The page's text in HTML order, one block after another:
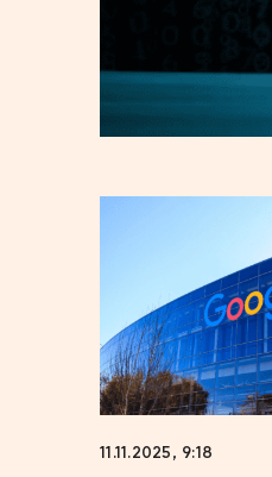
11.11.2025, 9:18